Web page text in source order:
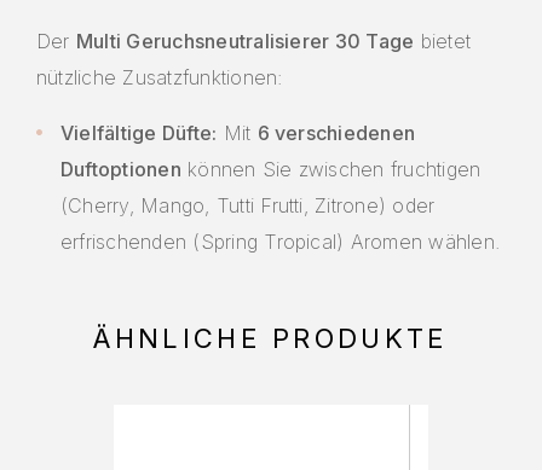
Der Multi Geruchsneutralisierer 30 Tage bietet
nützliche Zusatzfunktionen:
Vielfältige Düfte: Mit 6 verschiedenen
Duftoptionen können Sie zwischen fruchtigen
(Cherry, Mango, Tutti Frutti, Zitrone) oder
erfrischenden (Spring Tropical) Aromen wählen.
ÄHNLICHE PRODUKTE